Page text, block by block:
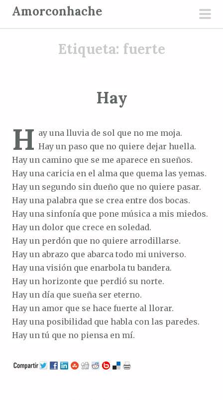
Amorconhache
Etiqueta: fuerte
Hay
H ay una lluvia de sol que no me moja.
Hay un paso que no quiere dejar huella.
Hay un camino que se me aparece en sueños.
Hay una caricia en el alma que quema las yemas.
Hay un segundo sin dueño que no quiere pasar.
Hay una palabra que se crea entre dos bocas.
Hay una sinfonía que pone música a mis miedos.
Hay un dolor que crece en soledad.
Hay un perdón que no quiere arrodillarse.
Hay un abrazo que abarca todo mi universo.
Hay una visión que enarbola tu bandera.
Hay un horizonte que perdió su norte.
Hay un día que sueña ser eterno.
Hay un amor que se hace fuerte al llorar.
Hay una posibilidad que habla con las paredes.
Hay un tú que no piensa en mí.